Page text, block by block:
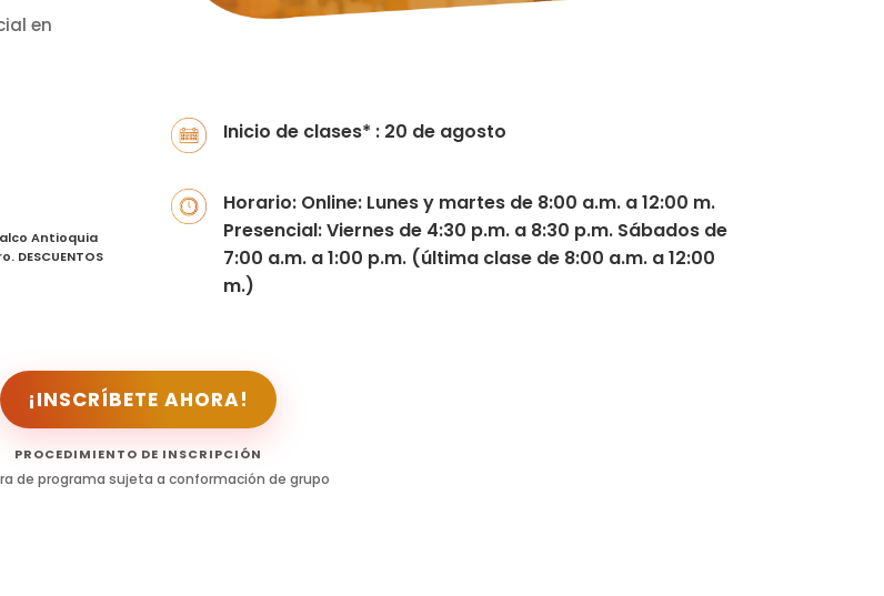
en
Antioquia
Inicio de clases* : 20 de agosto
Horario: Online: Lunes y martes de 8:00 a.m. a 12:00 m.
Presencial: Viernes de 4:30 p.m. a 8:30 p.m. Sábados de
7:00 a.m. a 1:00 p.m. (última clase de 8:00 a.m. a 12:00
m.)
¡INSCRÍBETE AHORA!
PROCEDIMIENTO DE INSCRIPCIÓN
de programa sujeta a conformación de grupo